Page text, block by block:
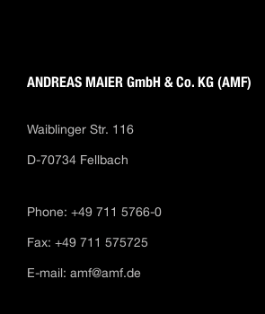
ANDREAS MAIER GmbH & Co. KG (AMF)
Waiblinger Str. 116
D-70734 Fellbach
Phone: +49 711 5766-0
Fax: +49 711 575725
E-mail: amf@amf.de